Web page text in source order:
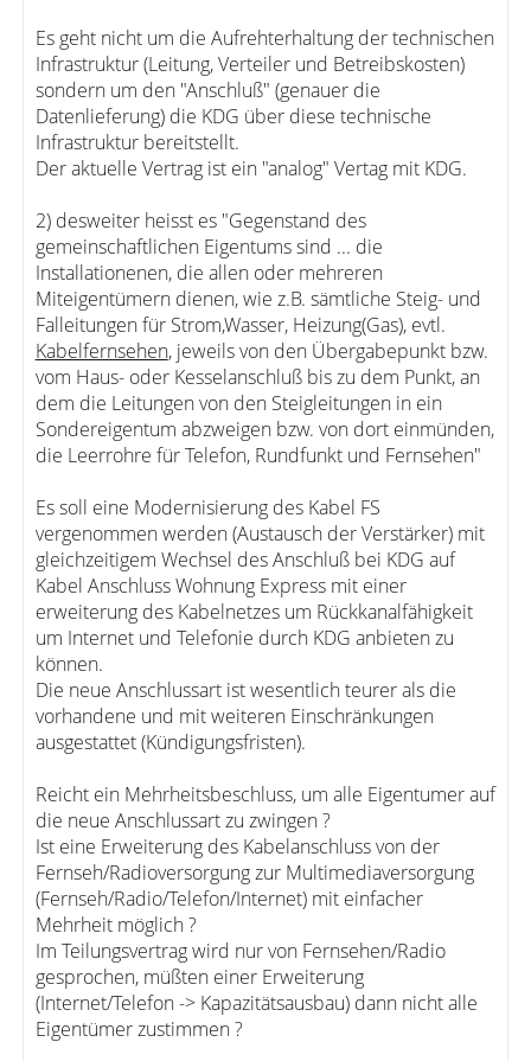
Es geht nicht um die Aufrehterhaltung der technischen
Infrastruktur (Leitung, Verteiler und Betreibskosten)
sondern um den "Anschluß" (genauer die
Datenlieferung) die KDG über diese technische
Infrastruktur bereitstellt.
Der aktuelle Vertrag ist ein "analog" Vertag mit KDG.
2) desweiter heisst es "Gegenstand des
gemeinschaftlichen Eigentums sind ... die
Installationenen, die allen oder mehreren
Miteigentümern dienen, wie z.B. sämtliche Steig- und
Falleitungen für Strom,Wasser, Heizung(Gas), evtl.
Kabelfernsehen, jeweils von den Übergabepunkt bzw.
vom Haus- oder Kesselanschluß bis zu dem Punkt, an
dem die Leitungen von den Steigleitungen in ein
Sondereigentum abzweigen bzw. von dort einmünden,
die Leerrohre für Telefon, Rundfunkt und Fernsehen"
Es soll eine Modernisierung des Kabel FS
vergenommen werden (Austausch der Verstärker) mit
gleichzeitigem Wechsel des Anschluß bei KDG auf
Kabel Anschluss Wohnung Express mit einer
erweiterung des Kabelnetzes um Rückkanalfähigkeit
um Internet und Telefonie durch KDG anbieten zu
können.
Die neue Anschlussart ist wesentlich teurer als die
vorhandene und mit weiteren Einschränkungen
ausgestattet (Kündigungsfristen).
Reicht ein Mehrheitsbeschluss, um alle Eigentumer auf
die neue Anschlussart zu zwingen ?
Ist eine Erweiterung des Kabelanschluss von der
Fernseh/Radioversorgung zur Multimediaversorgung
(Fernseh/Radio/Telefon/Internet) mit einfacher
Mehrheit möglich ?
Im Teilungsvertrag wird nur von Fernsehen/Radio
gesprochen, müßten einer Erweiterung
(Internet/Telefon -> Kapazitätsausbau) dann nicht alle
Eigentümer zustimmen ?